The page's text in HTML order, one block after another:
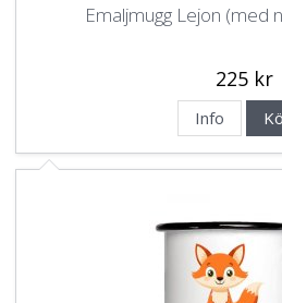
Emaljmugg Lejon (med
225 kr
Info